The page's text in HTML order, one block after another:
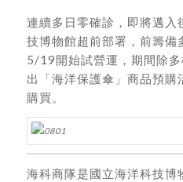
連續多日零確診，即將邁入
技博物館超前部署，前籌備
5/19開始試營運，期間除
出「海洋保護傘」商品預購
購買。
海科商隊是國立海洋科技博